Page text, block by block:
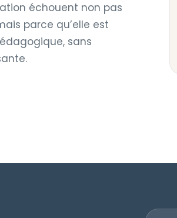
échouent non pas
parce qu’elle est
sans